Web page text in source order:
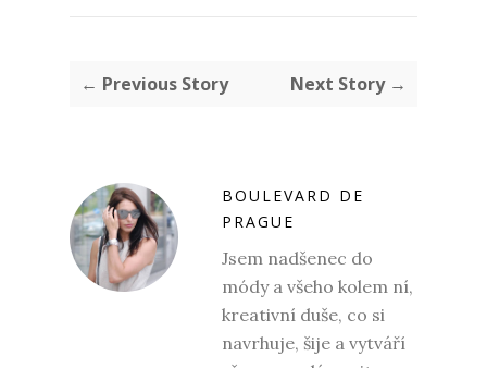
← Previous Story Next Story →
BOULEVARD DE
PRAGUE
Jsem nadšenec do
módy a všeho kolem ní,
kreativní duše, co si
navrhuje, šije a vytváří